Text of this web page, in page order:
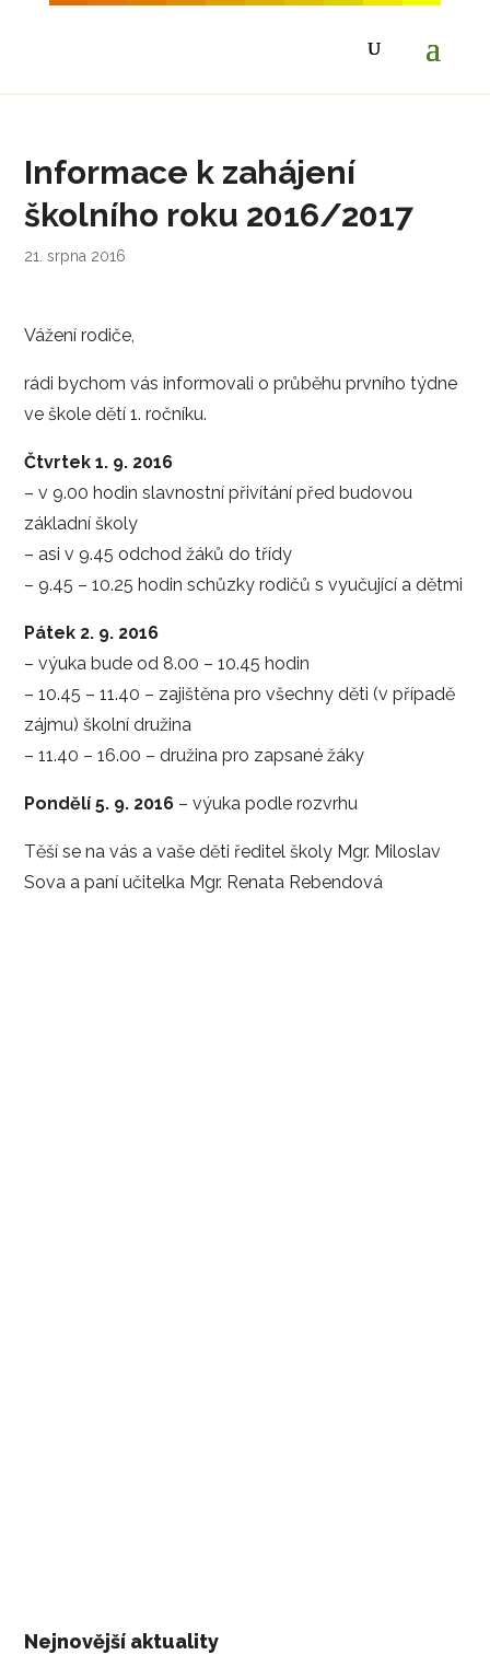
Informace k zahájení
školního roku 2016/2017
21. srpna 2016
Vážení rodiče,
rádi bychom vás informovali o průběhu prvního týdne
ve škole dětí 1. ročníku.
Čtvrtek 1. 9. 2016
– v 9.00 hodin slavnostní přivítání před budovou
základní školy
– asi v 9.45 odchod žáků do třídy
– 9.45 – 10.25 hodin schůzky rodičů s vyučující a dětmi
Pátek 2. 9. 2016
– výuka bude od 8.00 – 10.45 hodin
– 10.45 – 11.40 – zajištěna pro všechny děti (v případě
zájmu) školní družina
– 11.40 – 16.00 – družina pro zapsané žáky
Pondělí 5. 9. 2016 – výuka podle rozvrhu
Těší se na vás a vaše děti ředitel školy Mgr. Miloslav
Sova a paní učitelka Mgr. Renata Rebendová
Nejnovější aktuality